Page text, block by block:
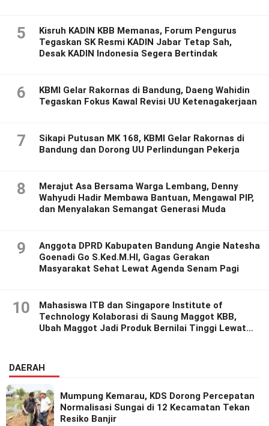
5
Kisruh KADIN KBB Memanas, Forum Pengurus
Tegaskan SK Resmi KADIN Jabar Tetap Sah,
Desak KADIN Indonesia Segera Bertindak
6
KBMI Gelar Rakornas di Bandung, Daeng Wahidin
Tegaskan Fokus Kawal Revisi UU Ketenagakerjaan
7
Sikapi Putusan MK 168, KBMI Gelar Rakornas di
Bandung dan Dorong UU Perlindungan Pekerja
8
Merajut Asa Bersama Warga Lembang, Denny
Wahyudi Hadir Membawa Bantuan, Mengawal PIP,
dan Menyalakan Semangat Generasi Muda
9
Anggota DPRD Kabupaten Bandung Angie Natesha
Goenadi Go S.Ked.M.HI, Gagas Gerakan
Masyarakat Sehat Lewat Agenda Senam Pagi
10
Mahasiswa ITB dan Singapore Institute of
Technology Kolaborasi di Saung Maggot KBB,
Ubah Maggot Jadi Produk Bernilai Tinggi Lewat
DAERAH
Mumpung Kemarau, KDS Dorong Percepatan
Normalisasi Sungai di 12 Kecamatan Tekan
Resiko Banjir